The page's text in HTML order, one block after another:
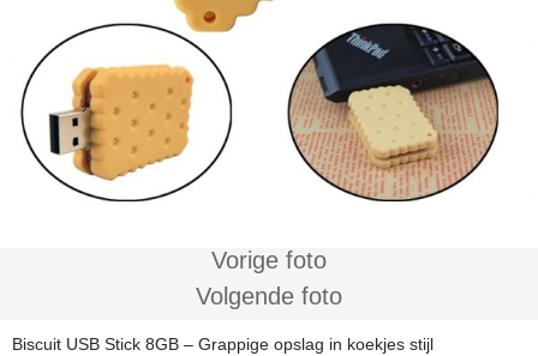
Vorige foto
Volgende foto
Biscuit USB Stick 8GB – Grappige opslag in koekjes stijl